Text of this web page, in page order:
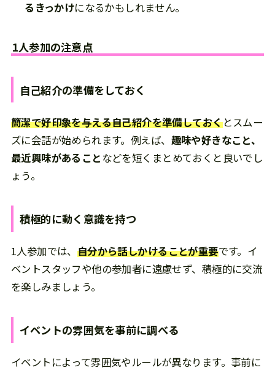
るきっかけになるかもしれません。
1人参加の注意点
自己紹介の準備をしておく
簡潔で好印象を与える自己紹介を準備しておくとスムー
ズに会話が始められます。例えば、 趣味や好きなこと、
最近興味があること などを短くまとめておくと良いでし
ょう。
積極的に動く意識を持つ
1人参加では、 自分から話しかけることが重要です。イ
ベントスタッフや他の参加者に遠慮せず、積極的に交流
を楽しみましょう。
イベントの雰囲気を事前に調べる
イベントによって雰囲気やルールが異なります。事前に